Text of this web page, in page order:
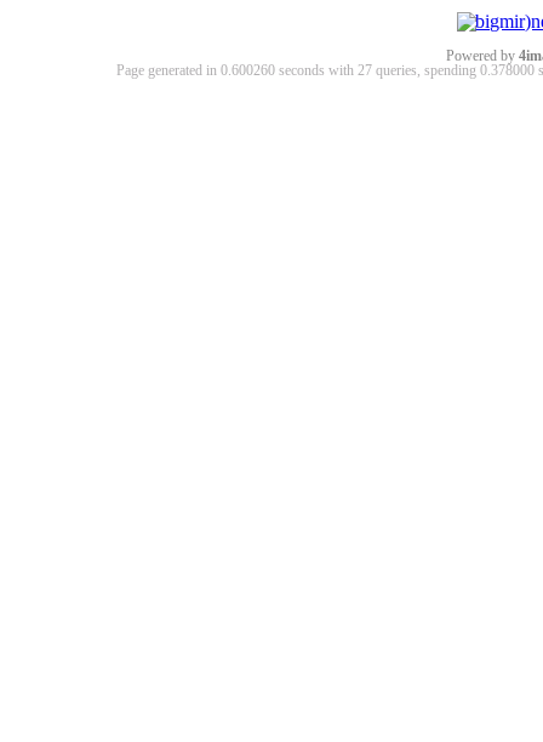
Powered by
Page generated in 0.600260 seconds with 27 queries, spending